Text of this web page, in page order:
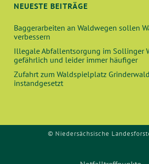
NEUESTE BEITRÄGE
Baggerarbeiten an Waldwegen sollen
verbessern
Illegale Abfallentsorgung im Sollinger
gefährlich und leider immer häufiger
Zufahrt zum Waldspielplatz
instandgesetzt
© Niedersächsische